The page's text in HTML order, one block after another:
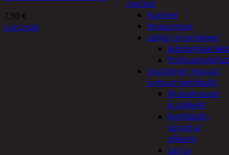
nesteet
Avaimet
Imupumput
Letkut ja tarvikkeet
Polttoaineletkut
Liuottimet, massat,
ja muut kemikaalit
Alustamassat
ja pakkelit
Kemikaalit,
sprayt ja
silikonit
Lasi ja
7,99 €
Lue Lisää